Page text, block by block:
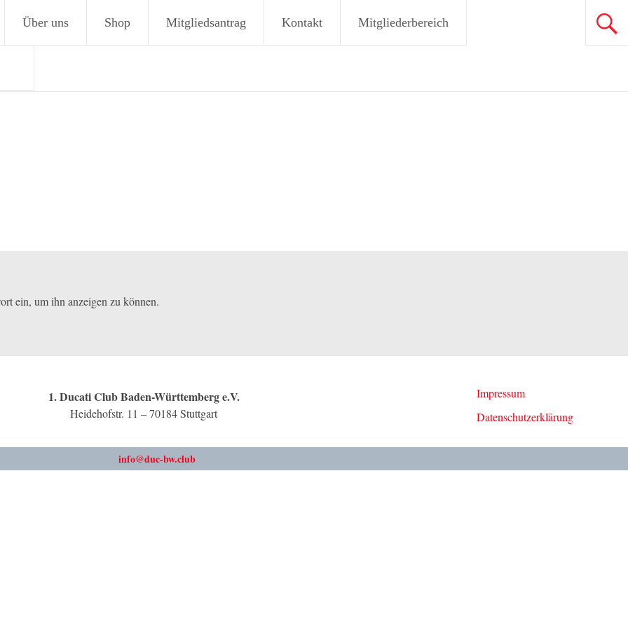
Über uns Shop Mitgliedsantrag Kontakt Mitgliederbereich
ein, um ihn anzeigen zu können.
1. Ducati Club Baden-Württemberg e.V.
Heidehofstr. 11 – 70184 Stuttgart
Impressum
Datenschutzerklärung
info@duc-bw.club